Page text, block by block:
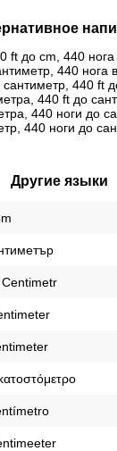
ft до cm, 440 нога
440 нога
440 ft
440 ft до
440 ноги до
440 ноги до
Другие языки